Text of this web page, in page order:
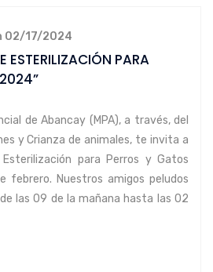
02/17/2024
ESTERILIZACIÓN PARA
de Abancay (MPA), a través, del
y Crianza de animales, te invita a
para Perros y Gatos
febrero. Nuestros amigos peludos
las 09 de la mañana hasta las 02